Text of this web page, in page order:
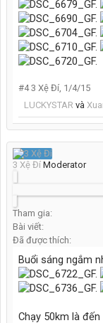
#4 3 Xệ Đí, 1/4/15
LUCKYSTAR và
3 Xệ Đí Moderator
Tham gia:
Bài viết:
Đã được thích:
Buổi sáng ngắm
Chạy 50km là